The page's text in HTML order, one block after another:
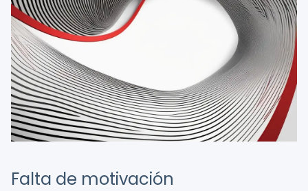
Falta de motivación